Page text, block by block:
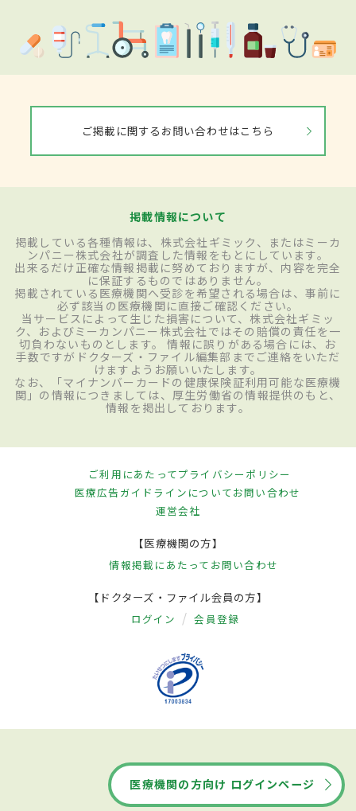
ご掲載に関するお問い合わせはこちら
掲載情報について
掲載している各種情報は、株式会社ギミック、またはミーカ
ンパニー株式会社が調査した情報をもとにしています。
出来るだけ正確な情報掲載に努めておりますが、内容を完全
に保証するものではありません。
掲載されている医療機関へ受診を希望される場合は、事前に
必ず該当の医療機関に直接ご確認ください。
当サービスによって生じた損害について、株式会社ギミッ
ク、およびミーカンパニー株式会社ではその賠償の責任を一
切負わないものとします。 情報に誤りがある場合には、お
手数ですがドクターズ・ファイル編集部までご連絡をいただ
けますようお願いいたします。
なお、「マイナンバーカードの健康保険証利用可能な医療機
関」の情報につきましては、厚生労働省の情報提供のもと、
情報を掲出しております。
ご利用にあたってプライバシーポリシー
医療広告ガイドラインについてお問い合わせ
運営会社
【医療機関の方】
情報掲載にあたって お問い合わせ
【ドクターズ・ファイル会員の方】
ログイン 会員登録
医療機関の方向け ログインページ